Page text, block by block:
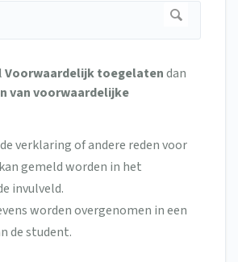
Voorwaardelijk toegelatendan
van voorwaardelijke
verklaring of andere reden voor
gemeld worden in het
invulveld.
worden overgenomen in een
de student.